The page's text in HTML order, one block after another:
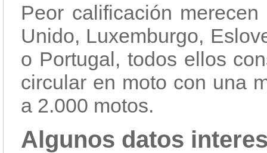
Peor calificación
Unido, Luxemburgo,
o Portugal, todos ellos
circular en moto con una
a 2.000 motos.
Algunos datos